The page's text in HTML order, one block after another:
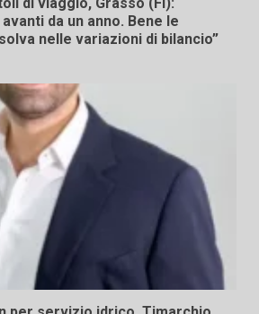
da un anno. Bene le
nelle variazioni di bilancio”